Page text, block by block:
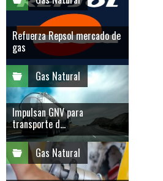
Refuerza Repsol mercado de
gas
Gas Natural
Impulsan GNV para
transporte d...
Gas Natural